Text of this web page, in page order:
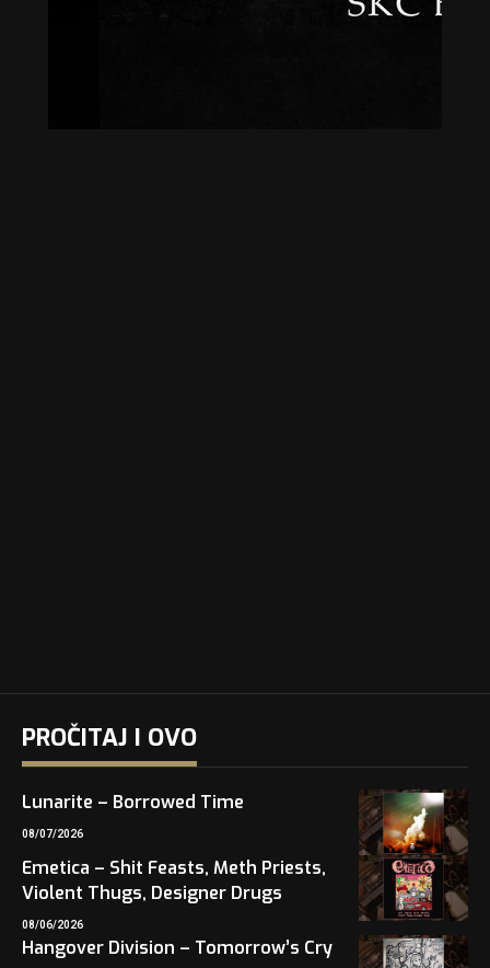
PROČITAJ I OVO
Lunarite – Borrowed Time
08/07/2026
Emetica – Shit Feasts, Meth Priests,
Violent Thugs, Designer Drugs
08/06/2026
Hangover Division – Tomorrow’s Cry